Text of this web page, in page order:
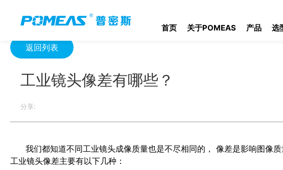
首页 关于POMEAS 产品 选
返回列表
工业镜头像差有哪些？
分享:
我们都知道不同工业镜头成像质量也是不尽相同的， 像差是影响图像
工业镜头像差主要有以下几种：